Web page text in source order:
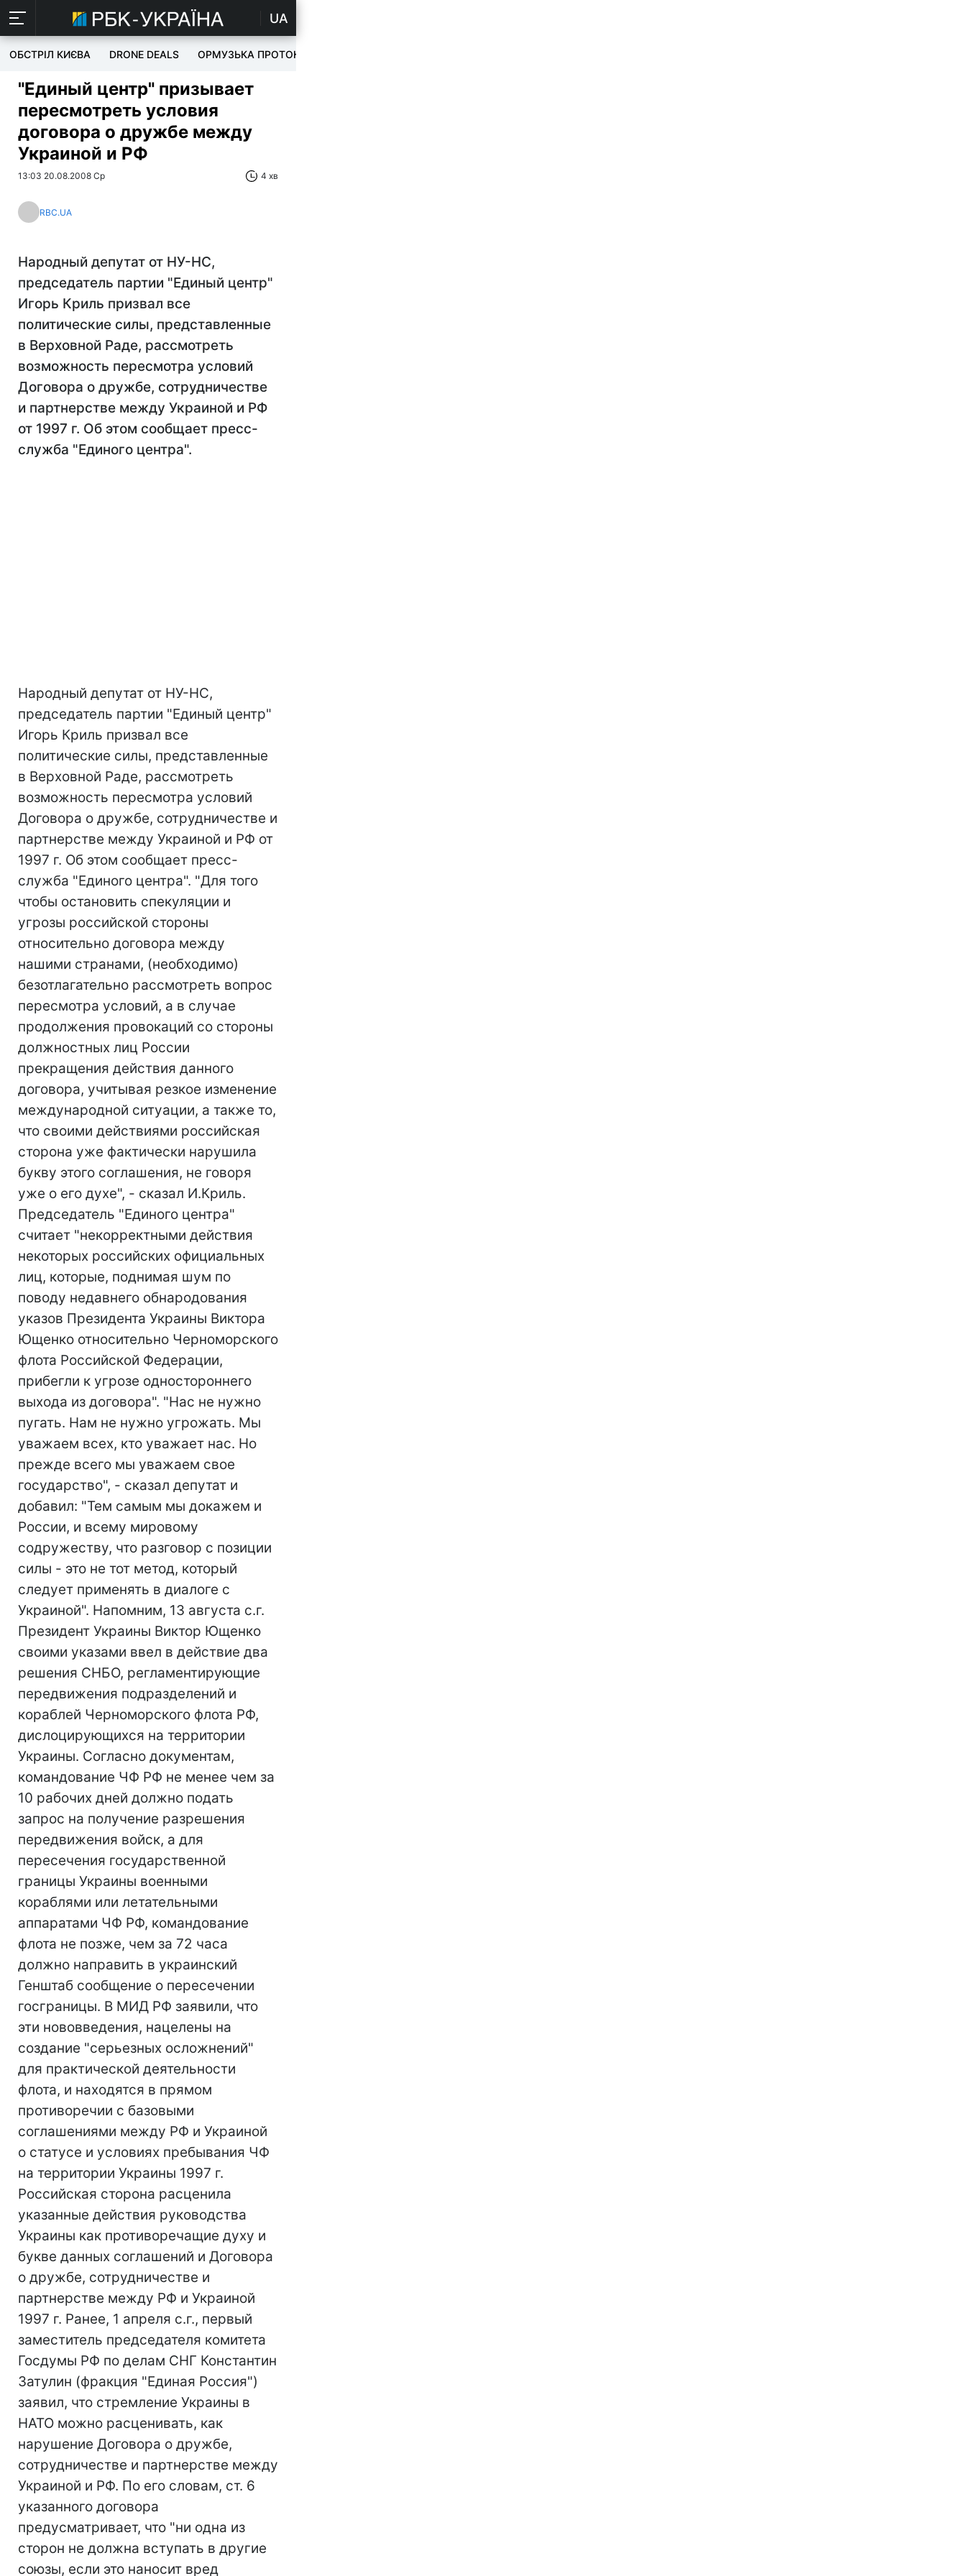
UA
ОБСТРІЛ КИЄВА DRONE DEALS ОРМУЗЬКА ПРОТОКА
"Единый центр" призывает
пересмотреть условия
договора о дружбе между
Украиной и РФ
13:03 20.08.2008 Ср 4 хв
RBC.UA
Народный депутат от НУ-НС,
председатель партии "Единый центр"
Игорь Криль призвал все
политические силы, представленные
в Верховной Раде, рассмотреть
возможность пересмотра условий
Договора о дружбе, сотрудничестве
и партнерстве между Украиной и РФ
от 1997 г. Об этом сообщает пресс-
служба "Единого центра".
Народный депутат от НУ-НС,
председатель партии "Единый центр"
Игорь Криль призвал все
политические силы, представленные
в Верховной Раде, рассмотреть
возможность пересмотра условий
Договора о дружбе, сотрудничестве и
партнерстве между Украиной и РФ от
1997 г. Об этом сообщает пресс-
служба "Единого центра". "Для того
чтобы остановить спекуляции и
угрозы российской стороны
относительно договора между
нашими странами, (необходимо)
безотлагательно рассмотреть вопрос
пересмотра условий, а в случае
продолжения провокаций со стороны
должностных лиц России
прекращения действия данного
договора, учитывая резкое изменение
международной ситуации, а также то,
что своими действиями российская
сторона уже фактически нарушила
букву этого соглашения, не говоря
уже о его духе", - сказал И.Криль.
Председатель "Единого центра"
считает "некорректными действия
некоторых российских официальных
лиц, которые, поднимая шум по
поводу недавнего обнародования
указов Президента Украины Виктора
Ющенко относительно Черноморского
флота Российской Федерации,
прибегли к угрозе одностороннего
выхода из договора". "Нас не нужно
пугать. Нам не нужно угрожать. Мы
уважаем всех, кто уважает нас. Но
прежде всего мы уважаем свое
государство", - сказал депутат и
добавил: "Тем самым мы докажем и
России, и всему мировому
содружеству, что разговор с позиции
силы - это не тот метод, который
следует применять в диалоге с
Украиной". Напомним, 13 августа с.г.
Президент Украины Виктор Ющенко
своими указами ввел в действие два
решения СНБО, регламентирующие
передвижения подразделений и
кораблей Черноморского флота РФ,
дислоцирующихся на территории
Украины. Согласно документам,
командование ЧФ РФ не менее чем за
10 рабочих дней должно подать
запрос на получение разрешения
передвижения войск, а для
пересечения государственной
границы Украины военными
кораблями или летательными
аппаратами ЧФ РФ, командование
флота не позже, чем за 72 часа
должно направить в украинский
Генштаб сообщение о пересечении
госграницы. В МИД РФ заявили, что
эти нововведения, нацелены на
создание "серьезных осложнений"
для практической деятельности
флота, и находятся в прямом
противоречии с базовыми
соглашениями между РФ и Украиной
о статусе и условиях пребывания ЧФ
на территории Украины 1997 г.
Российская сторона расценила
указанные действия руководства
Украины как противоречащие духу и
букве данных соглашений и Договора
о дружбе, сотрудничестве и
партнерстве между РФ и Украиной
1997 г. Ранее, 1 апреля с.г., первый
заместитель председателя комитета
Госдумы РФ по делам СНГ Константин
Затулин (фракция "Единая Россия")
заявил, что стремление Украины в
НАТО можно расценивать, как
нарушение Договора о дружбе,
сотрудничестве и партнерстве между
Украиной и РФ. По его словам, ст. 6
указанного договора
предусматривает, что "ни одна из
сторон не должна вступать в другие
союзы, если это наносит вред